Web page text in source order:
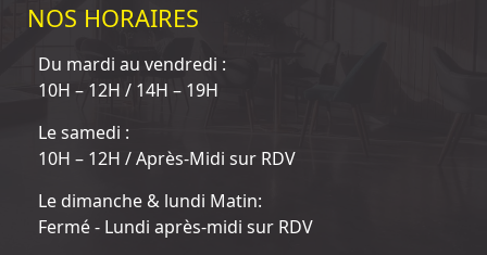
NOS HORAIRES
Du mardi au vendredi :
10H – 12H / 14H – 19H
Le samedi :
10H – 12H / Après-Midi sur RDV
Le dimanche & lundi Matin:
Fermé - Lundi après-midi sur RDV